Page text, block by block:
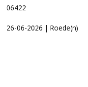
06422
26-06-2026 | Roede(n)